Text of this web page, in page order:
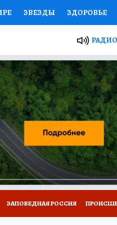
ЗВЕЗДЫ ЗДОРОВЬЕ
ПРОЕКТЫ РОССИИ
ЖЕНСКИЕ СЕКРЕТЫ
ДЕФИЦИТ ЖЕЛЕЗА
У НАС ГИД ПОТРЕБИТЕЛЯ
РАДИО
ЗАПОВЕДНАЯ РОССИЯ